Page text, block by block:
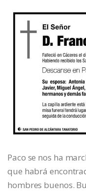
Paco se nos ha
que habrá
hombres buenos.